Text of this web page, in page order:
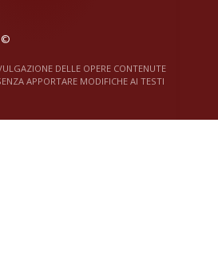
©
DELLE OPERE CONTENUTE
APPORTARE MODIFICHE AI TESTI